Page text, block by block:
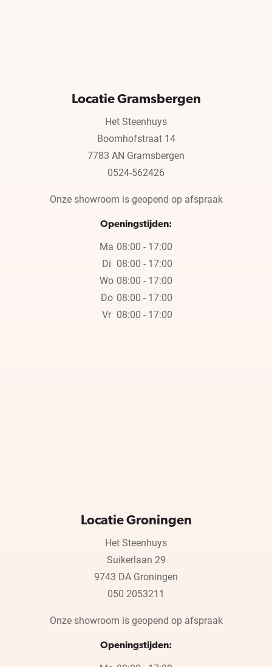
Locatie Gramsbergen
Het Steenhuys
Boomhofstraat 14
7783 AN Gramsbergen
0524-562426
Onze showroom is geopend op afspraak
Openingstijden:
Ma 08:00 - 17:00
Di 08:00 - 17:00
Wo 08:00 - 17:00
Do 08:00 - 17:00
Vr 08:00 - 17:00
Locatie Groningen
Het Steenhuys
Suikerlaan 29
9743 DA Groningen
050 2053211
Onze showroom is geopend op afspraak
Openingstijden: